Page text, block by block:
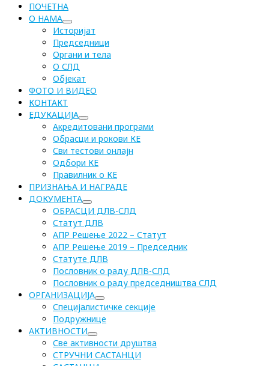
ПОЧЕТНА
О НАМА
Историјат
Председници
Органи и тела
О СЛД
Објекат
ФОТО И ВИДЕО
КОНТАКТ
ЕДУКАЦИЈА
Акредитовани програми
Обрасци и рокови КЕ
Сви тестови онлајн
Одбори КЕ
Правилник о КЕ
ПРИЗНАЊА И НАГРАДЕ
ДОКУМЕНТА
ОБРАСЦИ ДЛВ-СЛД
Статут ДЛВ
АПР Решење 2022 – Статут
АПР Решење 2019 – Председник
Статуте ДЛВ
Пословник о раду ДЛВ-СЛД
Пословник о раду председништва СЛД
ОРГАНИЗАЦИЈА
Специјалистичке секције
Подружнице
АКТИВНОСТИ
Све активности друштва
СТРУЧНИ САСТАНЦИ